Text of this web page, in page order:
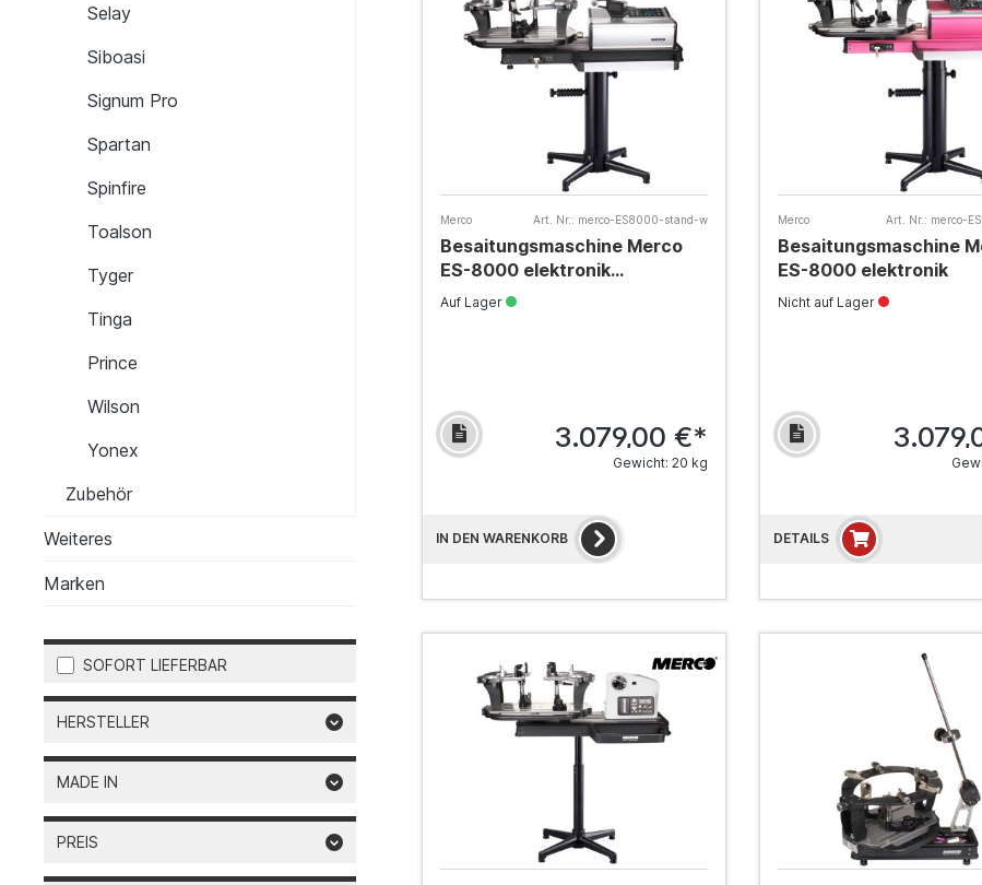
Selay
Siboasi
Signum Pro
Spartan
Spinfire
Toalson
Tyger
Tinga
Prince
Wilson
Yonex
Zubehör
Weiteres
Marken
SOFORT LIEFERBAR
HERSTELLER
MADE IN
PREIS
Merco Art. Nr.: merco-ES8000-stand-w
Besaitungsmaschine Merco
ES-8000 elektronik
Standmodell (SF/QM)
Auf Lager
3.079,00 €*
Gewicht: 20 kg
IN DEN WARENKORB
Merco Art. Nr.: merco-
Besaitungsmaschine
ES-8000 elektronik
Nicht auf Lager
DETAILS